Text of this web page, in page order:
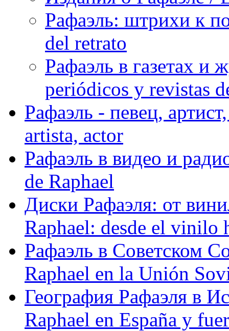
Рафаэль: штрихи к
del retrato
Рафаэль в газетах и
periódicos y revistas
Рафаэль - певец,
artista, actor
Рафаэль в видео и
de Raphael
Диски Рафаэля: от
Raphael: desde el vinilo
Рафаэль в Советском
Raphael en la Unión
География Рафаэля в
Raphael en España y